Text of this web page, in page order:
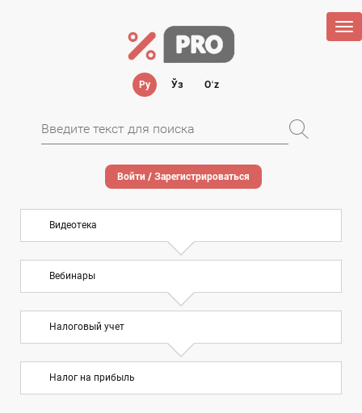
Ру Ўз Oʻz
Войти / Зарегистрироваться
Видеотека
Вебинары
Налоговый учет
Налог на прибыль